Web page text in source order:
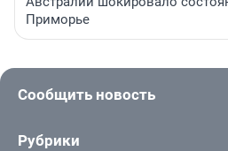
Приморье
Сообщить новость
Рубрики